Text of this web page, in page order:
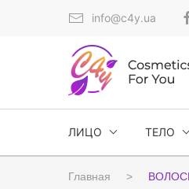
info@c4y.ua
ЛИЦО ТЕЛО
Главная